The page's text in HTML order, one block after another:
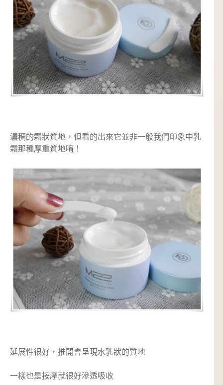
濃稠的霜狀質地，但看的出來它並非一般我們印象中乳
霜那種厚重質地唷！
延展性很好，推開會呈現水乳狀的質地
一樣也是按摩就很好滲透吸收